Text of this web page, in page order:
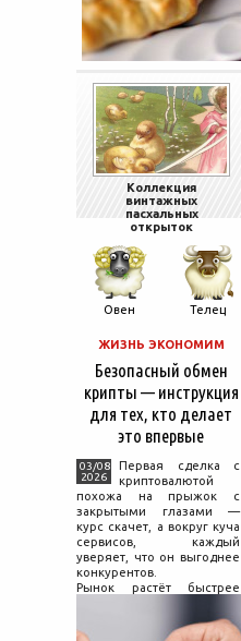
Коллекция
винтажных
пасхальных
открыток
Овен Телец
ЖИЗНЬ ЭКОНОМИМ
Безопасный обмен
крипты — инструкция
для тех, кто делает
это впервые
03/08
2026
Первая сделка с
криптовалютой
похожа на прыжок с
закрытыми глазами —
курс скачет, а вокруг куча
сервисов, каждый
уверяет, что он выгоднее
конкурентов.
Рынок растёт быстрее
поведения на нём.
Петербургские